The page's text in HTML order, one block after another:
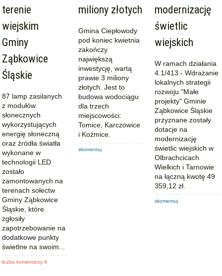
terenie
wiejskim
Gminy
Ząbkowice
Śląskie
87 lamp zasilanych
z modułów
słonecznych
wykorzystujących
energię słoneczną
oraz źródła światła
wykonane w
technologii LED
zostało
zamontowanych na
terenach sołectw
Gminy Ząbkowice
Śląskie, które
zgłosiły
zapotrzebowanie na
dodatkowe punkty
świetlne na swoim...
liczba komentarzy 4
miliony złotych
Gmina Ciepłowody
pod koniec kwietnia
zakończy
największą
inwestycję, wartą
prawie 3 miliony
złotych. Jest to
budowa wodociągu
dla trzech
miejscowości:
Tomice, Karczowice
i Koźmice.
skomentuj
modernizację
świetlic
wiejskich
W ramach działania
4.1/413 - Wdrażanie
lokalnych strategii
rozwoju "Małe
projekty" Gminie
Ząbkowice Śląskie
przyznane zostały
dotacje na
modernizację
świetlic wiejskich w
Olbrachcicach
Wielkich i Tarnowie
na łączną kwotę 49
359,12 zł.
skomentuj